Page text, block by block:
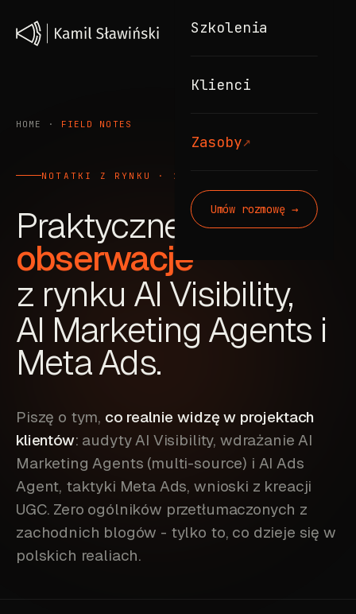
Szkolenia
Klienci
Zasoby↗
Umów rozmowę →
HOME · FIELD NOTES
NOTATKI Z RYNKU · 2026
Praktyczne
obserwacje
z rynku AI Visibility,
AI Marketing Agents i
Meta Ads.
Piszę o tym, co realnie widzę w projektach
klientów: audyty AI Visibility, wdrażanie AI
Marketing Agents (multi-source) i AI Ads
Agent, taktyki Meta Ads, wnioski z kreacji
UGC. Zero ogólników przetłumaczonych z
zachodnich blogów - tylko to, co dzieje się w
polskich realiach.